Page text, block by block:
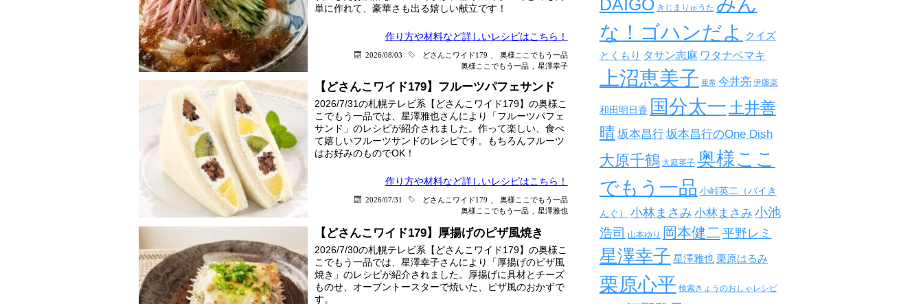
単に作れて、豪華さも出る嬉しい献立です！
作り方や材料など詳しいレシピはこちら！
2026/08/03 どさんこワイド179
奥様ここでもう一品
奥様ここでもう一品
星澤幸子
【どさんこワイド179】フルーツパフェサンド
2026/7/31の札幌テレビ系【どさんこワイド179】の奥様こ
こでもう一品では、星澤雅也さんにより「フルーツパフェ
サンド」のレシピが紹介されました。作って楽しい、食べ
て嬉しいフルーツサンドのレシピです。もちろんフルーツ
はお好みのものでOK！
作り方や材料など詳しいレシピはこちら！
2026/07/31 どさんこワイド179
奥様ここでもう一品
奥様ここでもう一品
星澤雅也
【どさんこワイド179】厚揚げのピザ風焼き
2026/7/30の札幌テレビ系【どさんこワイド179】の奥様こ
こでもう一品では、星澤幸子さんにより「厚揚げのピザ風
焼き」のレシピが紹介されました。厚揚げに具材とチーズ
ものせ、オーブントースターで焼いた、ピザ風のおかずで
す。
DAIGO きじまりゅうた
な！ゴハンだよ
クイズ
とくもり タサン志麻 ワタナベマキ
上沼恵美子 亜希 今井亮 伊藤楽
和田明日香 国分太一土井善
晴坂本昌行坂本昌行のOne Dish
大原千鶴 大庭英子 奥様ここ
でもう一品 小峠英二（バイき
んぐ） 小林まさみ 小林まさみ 小池
浩司 山本ゆり 岡本健二 平野レミ
星澤幸子 星澤雅也 栗原はるみ
栗原心平 検索きょうのおしゃレシピ